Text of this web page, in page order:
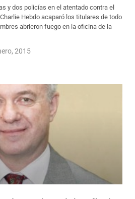
y dos policías en el atentado contra el
Hebdo acaparó los titulares de todo
abrieron fuego en la oficina de la
2015